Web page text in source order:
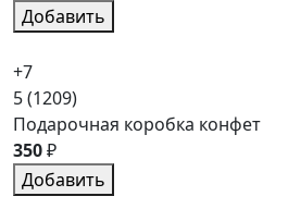
Добавить
+7
5(1209)
Подарочная коробка конфет
350₽
Добавить